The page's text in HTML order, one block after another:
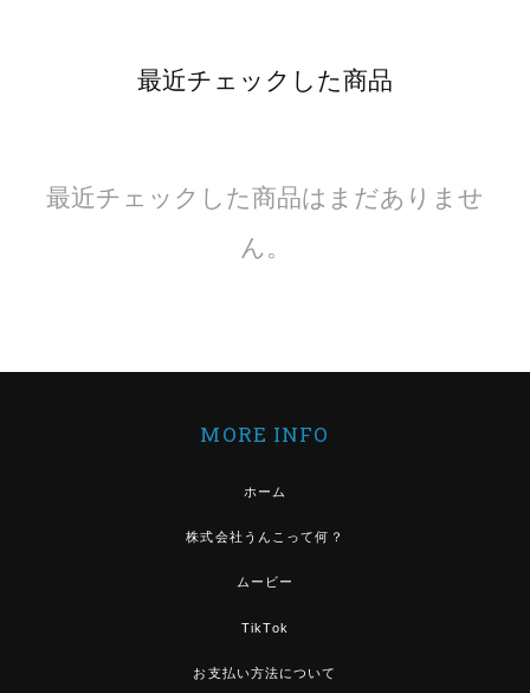
最近チェックした商品
最近チェックした商品はまだありませ
ん。
MORE INFO
ホーム
株式会社うんこって何？
ムービー
TikTok
お支払い方法について